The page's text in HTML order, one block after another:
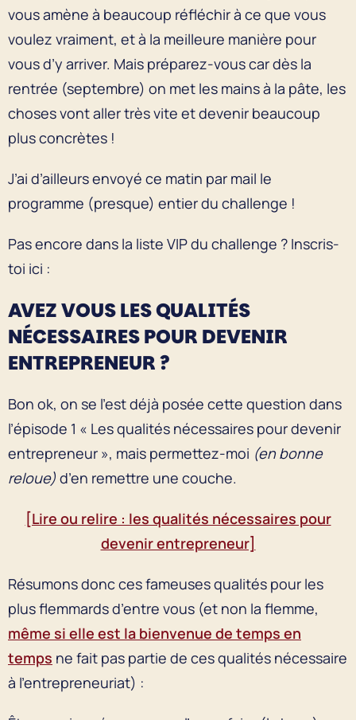
vous amène à beaucoup réfléchir à ce que vous
voulez vraiment, et à la meilleure manière pour
vous d’y arriver. Mais préparez-vous car dès la
rentrée (septembre) on met les mains à la pâte, les
choses vont aller très vite et devenir beaucoup
plus concrètes !
J’ai d’ailleurs envoyé ce matin par mail le
programme (presque) entier du challenge !
Pas encore dans la liste VIP du challenge ? Inscris-
toi ici :
AVEZ VOUS LES QUALITÉS
NÉCESSAIRES POUR DEVENIR
ENTREPRENEUR ?
Bon ok, on se l’est déjà posée cette question dans
l’épisode 1 « Les qualités nécessaires pour devenir
entrepreneur », mais permettez-moi (en bonne
reloue) d’en remettre une couche.
[Lire ou relire : les qualités nécessaires pour
devenir entrepreneur]
Résumons donc ces fameuses qualités pour les
plus flemmards d’entre vous (et non la flemme,
même si elle est la bienvenue de temps en
temps ne fait pas partie de ces qualités nécessaire
à l’entrepreneuriat) :